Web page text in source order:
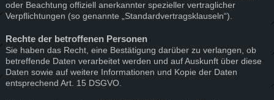
oder Beachtung offiziell anerkannter spezieller vertraglicher
Verpflichtungen (so genannte „Standardvertragsklauseln“).
Rechte der betroffenen Personen
Sie haben das Recht, eine Bestätigung darüber zu verlangen, ob
betreffende Daten verarbeitet werden und auf Auskunft über diese
Daten sowie auf weitere Informationen und Kopie der Daten
entsprechend Art. 15 DSGVO.